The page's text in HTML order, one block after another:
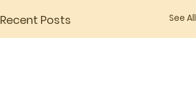
Recent Posts See All